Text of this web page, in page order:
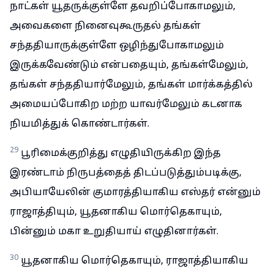
நாட்கள் யூதருக்குள்ளே தவறிப்போகாமலும்,
அவைகளை நினைவுகூருதல் தங்கள்
சந்ததியாருக்குள்ளே ஒழிந்துபோகாமலும்
இருக்கவேண்டும் என்பதையும், தங்கள்மேலும்,
தங்கள் சந்ததியார்மேலும், தங்கள் மார்க்கத்தில்
அமையப்போகிற மற்ற யாவர்மேலும் கடனாக
நியமித்துக் கொண்டார்கள்.
29 பூரிமைக்குறித்து எழுதியிருக்கிற இந்த
இரண்டாம் நிருபத்தைத் திடப்படுத்தும்படிக்கு,
அபியாயேலின் குமாரத்தியாகிய எஸ்தர் என்னும்
ராஜாத்தியும், யூதனாகிய மொர்தெகாயும்,
பின்னும் மகா உறுதியாய் எழுதினார்கள்.
30 யூதனாகிய மொர்தெகாயும், ராஜாத்தியாகிய